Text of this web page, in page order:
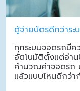
ตู้จ่ายบัตรดีกว่าระ
ทุกระบบจอดรถมีค
อัตโนมัติตั้งแต่อ่าน
คำนวณค่าจอดรถ
แล้วแบบไหนดีกว่า